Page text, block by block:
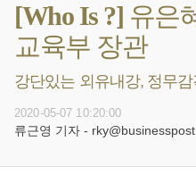
[Who Is ?] 유은
교육부 장관
강단있는 외유내강, 정무
2020-05-07 10:20:00
류근영 기자 -